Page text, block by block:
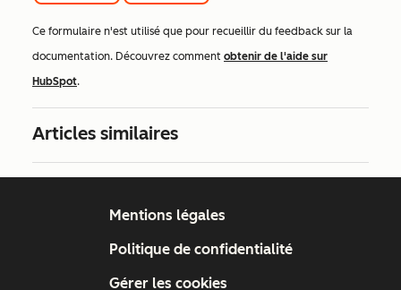
Ce formulaire n'est utilisé que pour recueillir du feedback sur la
documentation. Découvrez comment obtenir de l'aide sur
HubSpot.
Articles similaires
Mentions légales
Politique de confidentialité
Gérer les cookies